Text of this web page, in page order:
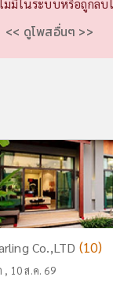
ม่มีในระบบหรือถูกลบ
<< ดูโพสอื่นๆ >>
Co.,LTD (10)
, 10 ส.ค. 69